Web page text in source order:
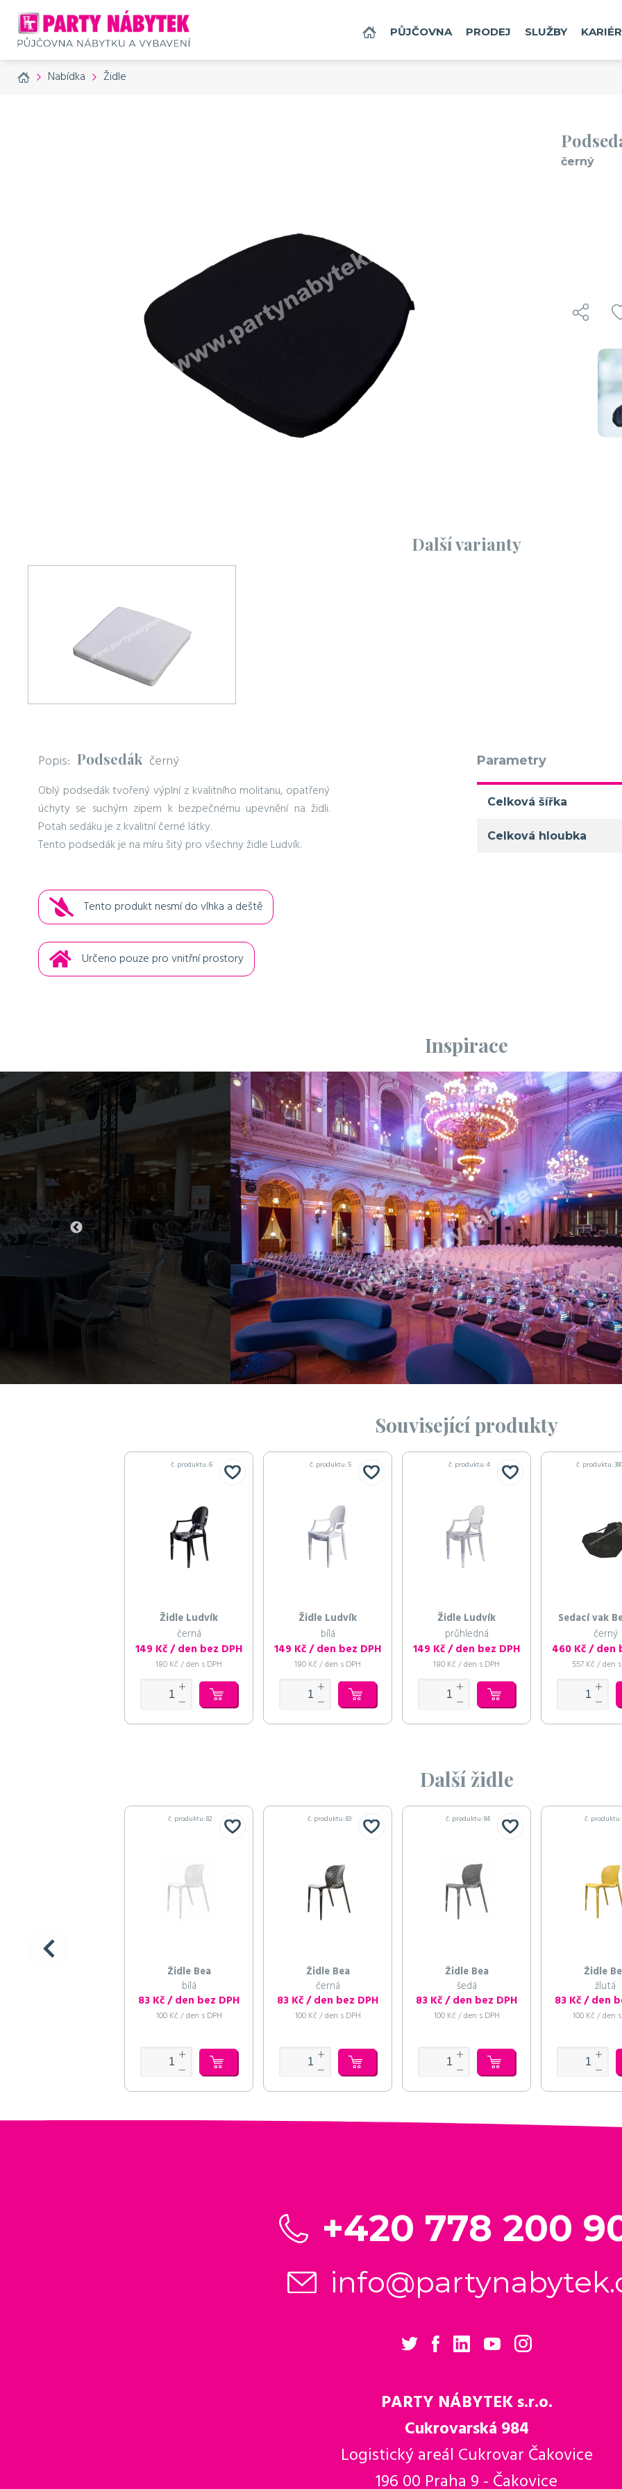
DOMŮPŮJČOVNA PRODEJ SLUŽBY
Home Nabídka Židle
černý
Další varianty
Popis: Podsedák černý
Oblý podsedák tvořený výplní z kvalitního molitanu, opatřený
úchyty se suchým zipem k bezpečnému upevnění na židli.
Potah sedáku je z kvalitní černé látky.
Tento podsedák je na míru šitý pro všechny židle Ludvík.
Tento produkt nesmí do vlhka a deště
Určeno pouze pro vnitřní prostory
Parametry
Celková šířka
Celková hloubka
Inspirace
Související produkty
č. produktu: 6
Židle Ludvík
černá
149 Kč / den bez DPH
180 Kč / den s DPH
č. produktu: 5
Židle Ludvík
bílá
149 Kč / den bez DPH
180 Kč / den s DPH
č. produktu: 4
Židle Ludvík
průhledná
149 Kč / den bez DPH
180 Kč / den s DPH
č. produktu:
Sedací vak
černý
557 Kč / den
Další židle
č. produktu: 82
Židle Bea
bílá
83 Kč / den bez DPH
100 Kč / den s DPH
č. produktu: 83
Židle Bea
černá
83 Kč / den bez DPH
100 Kč / den s DPH
č. produktu: 84
Židle Bea
šedá
83 Kč / den bez DPH
100 Kč / den s DPH
č. produktu:
Židle
žlutá
83 Kč / den
100 Kč / den
+420 778 200
PARTY NÁBYTEK s.r.o.
Cukrovarská 984
Logistický areál Cukrovar Čakovice
196 00 Praha 9 - Čakovice